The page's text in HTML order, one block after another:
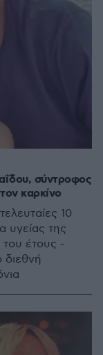
σύντροφος
καρκίνο
10
υγείας της
έτους -